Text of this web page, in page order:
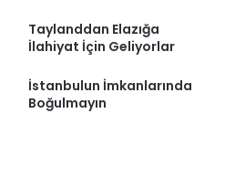
Taylanddan Elazığa
İlahiyat İçin Geliyorlar
İstanbulun İmkanlarında
Boğulmayın